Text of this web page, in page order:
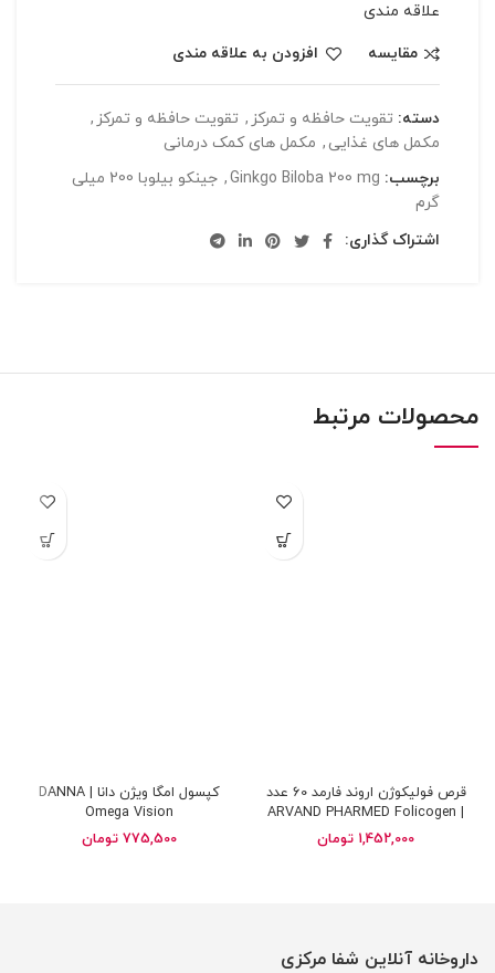
علاقه مندی
مقایسه
افزودن به علاقه مندی
دسته: تقويت حافظه و تمرکز , تقويت حافظه و تمرکز ,
مکمل های غذایی , مکمل های کمک درمانی
برچسب: Ginkgo Biloba 200 mg
,
جینکو بیلوبا 200 میلی
گرم
اشتراک گذاری:
محصولات مرتبط
قرص فولیکوژن اروند فارمد 60 عدد
| ARVAND PHARMED Folicogen
tablets 60 tabs
1,452,000 تومان
کپسول امگا ویژن دانا | DANNA
Omega Vision
775,500 تومان
داروخانه آنلاین شفا مرکزی